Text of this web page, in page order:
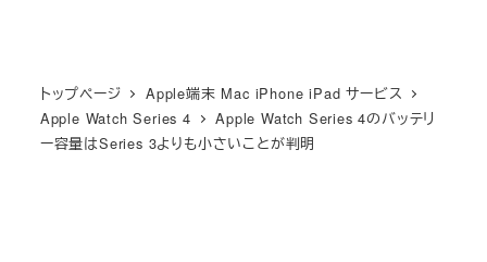
トップページ
Apple端末 Mac iPhone iPad サービス
Apple Watch Series 4
Apple Watch Series 4のバッテリ
ー容量はSeries 3よりも小さいことが判明